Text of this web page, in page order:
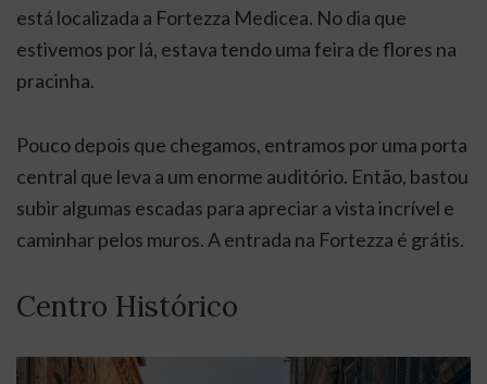
está localizada a Fortezza Medicea. No dia que
estivemos por lá, estava tendo uma feira de flores na
pracinha.
Pouco depois que chegamos, entramos por uma porta
central que leva a um enorme auditório. Então, bastou
subir algumas escadas para apreciar a vista incrível e
caminhar pelos muros. A entrada na Fortezza é grátis.
Centro Histórico